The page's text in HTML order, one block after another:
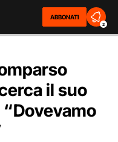
ABBONATI
2
il suo